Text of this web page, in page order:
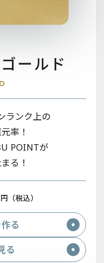
ゴールド
ランク上の
率！
POINTが
る！
円（税込）
る
る